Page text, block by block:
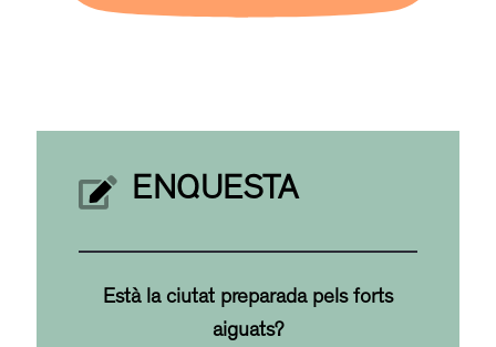
ENQUESTA
Està la ciutat preparada pels forts
aiguats?